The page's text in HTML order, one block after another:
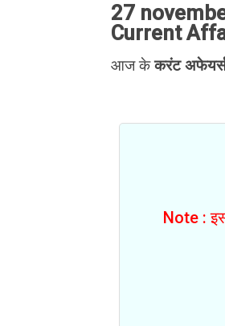
27
Current
आज केकरंट
Note :